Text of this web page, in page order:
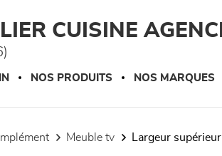
CUISINE
NOS PRODUITS NOS MARQUES
meuble tv largeur